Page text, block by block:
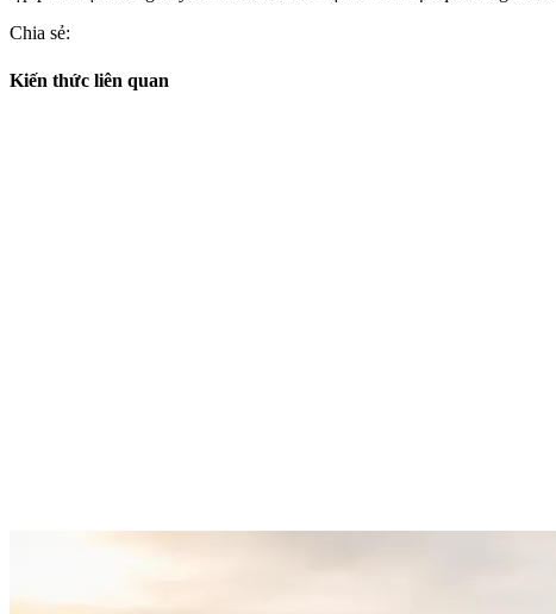
Chia sẻ:
Kiến thức liên quan